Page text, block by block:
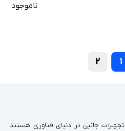
ناموجود
۱ ۲
جانبی در دنیای فناوری هستند